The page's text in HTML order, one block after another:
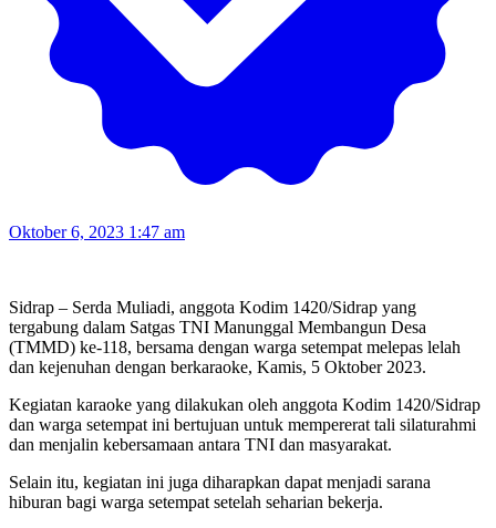
Oktober 6, 2023 1:47 am
Sidrap – Serda Muliadi, anggota Kodim 1420/Sidrap yang
tergabung dalam Satgas TNI Manunggal Membangun Desa
(TMMD) ke-118, bersama dengan warga setempat melepas lelah
dan kejenuhan dengan berkaraoke, Kamis, 5 Oktober 2023.
Kegiatan karaoke yang dilakukan oleh anggota Kodim 1420/Sidrap
dan warga setempat ini bertujuan untuk mempererat tali silaturahmi
dan menjalin kebersamaan antara TNI dan masyarakat.
Selain itu, kegiatan ini juga diharapkan dapat menjadi sarana
hiburan bagi warga setempat setelah seharian bekerja.